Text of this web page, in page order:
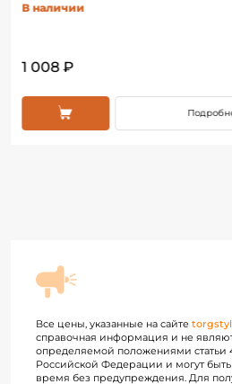
В наличии
1 008 ₽
Все цены, указанные на сайте
справочная информация и не
определяемой положениями статьи
Российской Федерации и могут
время без предупреждения. Для